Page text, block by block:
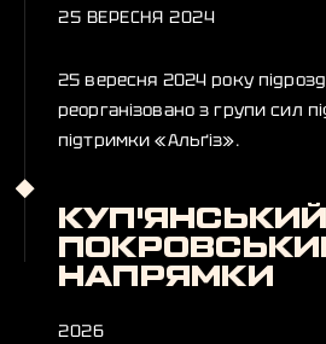
25 ВЕРЕСНЯ 2024
25 вересня 2024 року
реорганізовано з групи сил
підтримки «Альґіз».
НАПРЯМКИ
2026